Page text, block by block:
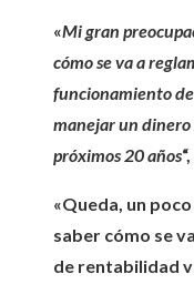
«Mi gran
cómo se va a
funcionamiento
manejar un
próximos 20 años
«Queda, un
saber cómo se
de rentabilidad